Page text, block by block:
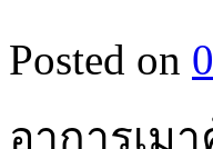
Posted on
อาการเม